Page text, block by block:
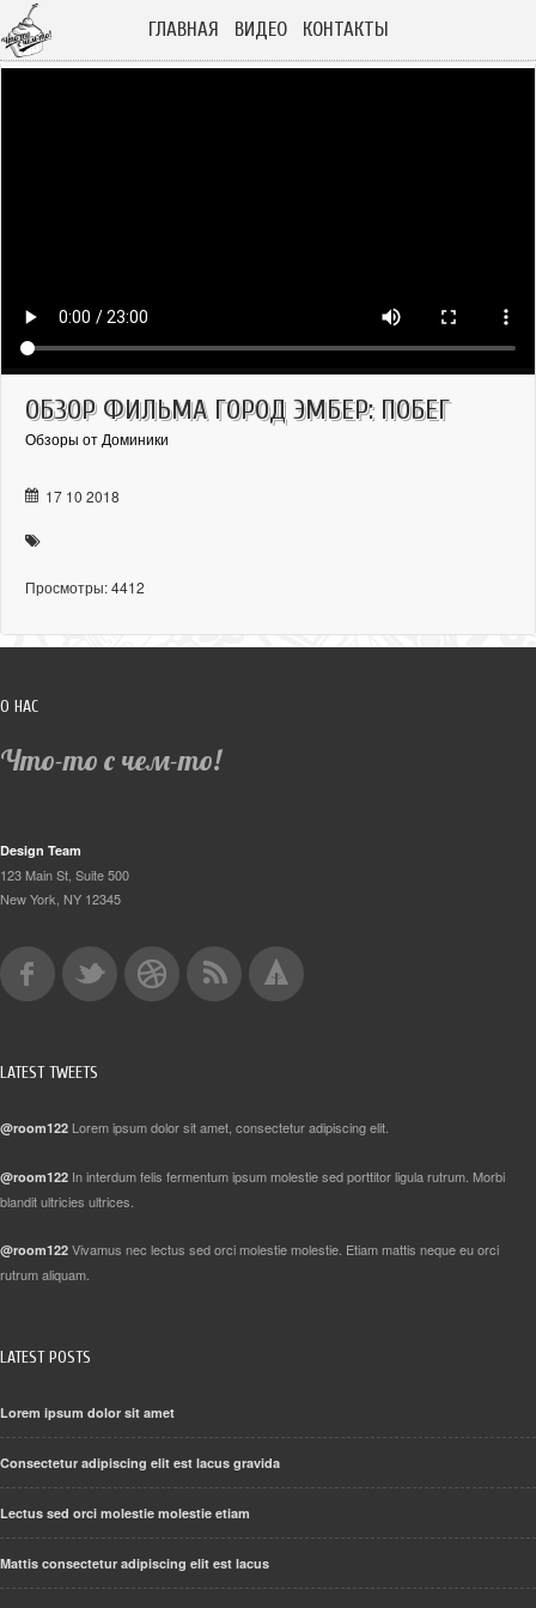
ГЛАВНАЯ ВИДЕО КОНТАКТЫ
ОБЗОР ФИЛЬМА ГОРОД ЭМБЕР: ПОБЕГ
Обзоры от Доминики
17 10 2018
Просмотры: 4412
О НАС
Что-то с чем-то!
Design Team
123 Main St, Suite 500
New York, NY 12345
LATEST TWEETS
@room122 Lorem ipsum dolor sit amet, consectetur adipiscing elit.
@room122 In interdum felis fermentum ipsum molestie sed porttitor ligula rutrum. Morbi
blandit ultricies ultrices.
@room122 Vivamus nec lectus sed orci molestie molestie. Etiam mattis neque eu orci
rutrum aliquam.
LATEST POSTS
Lorem ipsum dolor sit amet
Consectetur adipiscing elit est lacus gravida
Lectus sed orci molestie molestie etiam
Mattis consectetur adipiscing elit est lacus